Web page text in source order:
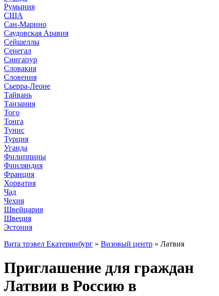
Румыния
США
Сан-Марино
Саудовская Аравия
Сейшеллы
Сенегал
Сингапур
Словакия
Словения
Сьерра-Леоне
Тайвань
Танзания
Того
Тонга
Тунис
Турция
Уганда
Филиппины
Финляндия
Франция
Хорватия
Чад
Чехия
Швейцария
Швеция
Эстония
Вита трэвел Екатеринбург » Визовый центр » Латвия
Приглашение для граждан
Латвии в Россию в